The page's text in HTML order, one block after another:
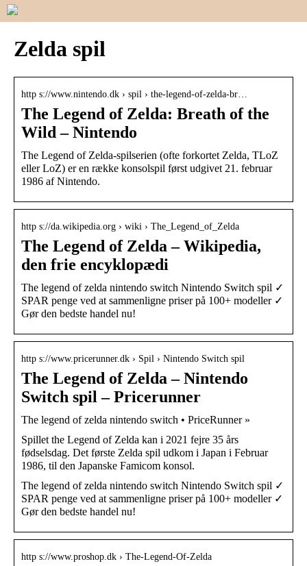
Zelda spil
http s://www.nintendo.dk › spil › the-legend-of-zelda-br…
The Legend of Zelda: Breath of the
Wild – Nintendo
The Legend of Zelda-spilserien (ofte forkortet Zelda, TLoZ
eller LoZ) er en række konsolspil først udgivet 21. februar
1986 af Nintendo.
http s://da.wikipedia.org › wiki › The_Legend_of_Zelda
The Legend of Zelda – Wikipedia,
den frie encyklopædi
The legend of zelda nintendo switch Nintendo Switch spil ✓
SPAR penge ved at sammenligne priser på 100+ modeller ✓
Gør den bedste handel nu!
http s://www.pricerunner.dk › Spil › Nintendo Switch spil
The Legend of Zelda – Nintendo
Switch spil – Pricerunner
The legend of zelda nintendo switch • PriceRunner »
Spillet the Legend of Zelda kan i 2021 fejre 35 års
fødselsdag. Det første Zelda spil udkom i Japan i Februar
1986, til den Japanske Famicom konsol.
The legend of zelda nintendo switch Nintendo Switch spil ✓
SPAR penge ved at sammenligne priser på 100+ modeller ✓
Gør den bedste handel nu!
http s://www.proshop.dk › The-Legend-Of-Zelda